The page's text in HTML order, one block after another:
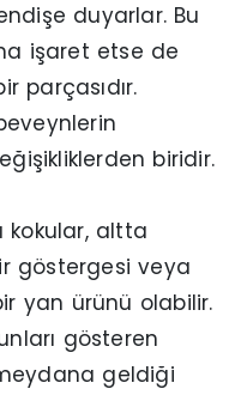
duyarlar. Bu
işaret etse de
parçasıdır.
biridir.
kokular, altta
göstergesi veya
yan ürünü olabilir.
gösteren
geldiği